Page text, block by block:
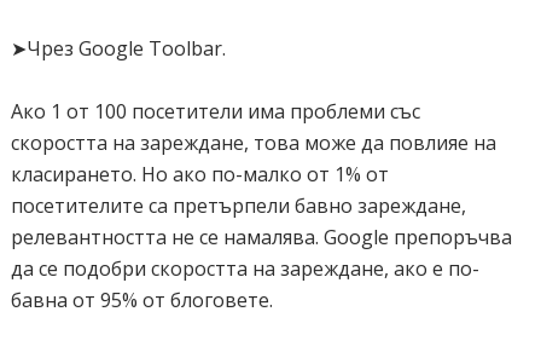
➤Чрез Google Toolbar.
Ако 1 от 100 посетители има проблеми със
скоростта на зареждане, това може да повлияе на
класирането. Но ако по-малко от 1% от
посетителите са претърпели бавно зареждане,
релевантността не се намалява. Google препоръчва
да се подобри скоростта на зареждане, ако е по-
бавна от 95% от блоговете.